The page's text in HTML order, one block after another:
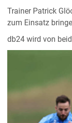
Trainer Patrick
zum Einsatz
db24 wird von